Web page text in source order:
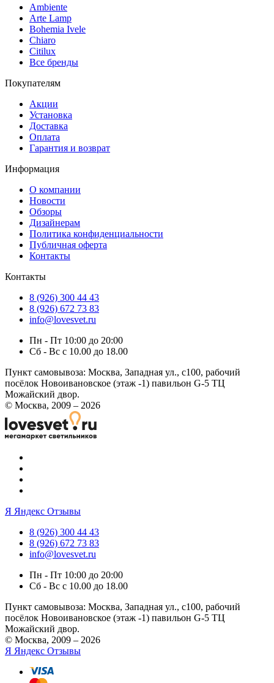
Ambiente
Arte Lamp
Bohemia Ivele
Chiaro
Citilux
Все бренды
Покупателям
Акции
Установка
Доставка
Оплата
Гарантия и возврат
Информация
О компании
Новости
Обзоры
Дизайнерам
Политика конфиденциальности
Публичная оферта
Контакты
Контакты
8 (926) 300 44 43
8 (926) 672 73 83
info@lovesvet.ru
Пн - Пт 10:00 до 20:00
Сб - Вс с 10.00 до 18.00
Пункт самовывоза: Москва, Западная ул., с100, рабочий
посёлок Новоивановское (этаж -1) павильон G-5 ТЦ
Можайский двор.
© Москва, 2009 – 2026
Я Яндекс Отзывы
8 (926) 300 44 43
8 (926) 672 73 83
info@lovesvet.ru
Пн - Пт 10:00 до 20:00
Сб - Вс с 10.00 до 18.00
Пункт самовывоза: Москва, Западная ул., с100, рабочий
посёлок Новоивановское (этаж -1) павильон G-5 ТЦ
Можайский двор.
© Москва, 2009 – 2026
Я Яндекс Отзывы